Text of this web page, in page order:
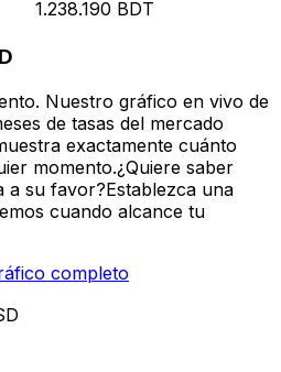
1.238.190 BDT
Nuestro gráfico en vivo de
de tasas del mercado
exactamente cuánto
momento.¿Quiere saber
a su favor?Establezca una
cuando alcance tu
completo